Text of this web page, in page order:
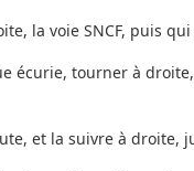
la voie SNCF, puis
écurie, tourner à droite,
et la suivre à droite,